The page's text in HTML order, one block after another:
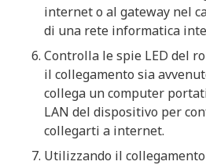
internet o al gateway nel
di una rete informatica
Controlla le spie LED del
il collegamento sia
collega un computer
LAN del dispositivo per
collegarti a internet.
Utilizzando il